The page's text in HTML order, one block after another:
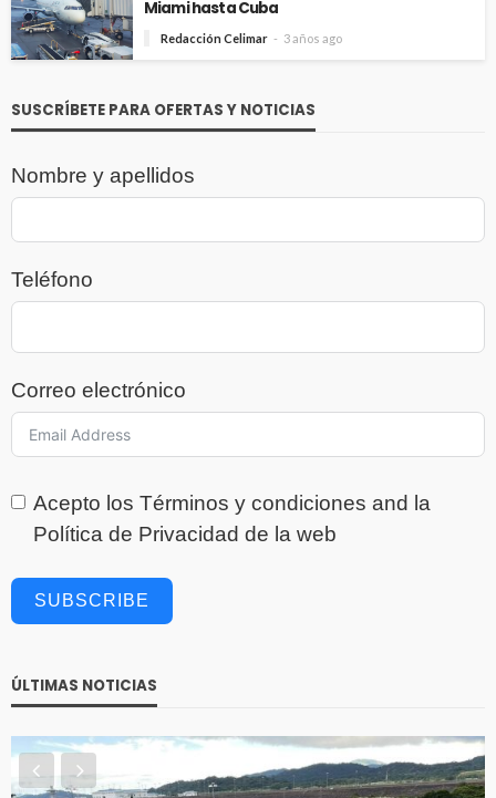
Miami hasta Cuba
Redacción Celimar 3 años ago
SUSCRÍBETE PARA OFERTAS Y NOTICIAS
Nombre y apellidos
Teléfono
Correo electrónico
Acepto los Términos y condiciones and la
Política de Privacidad de la web
SUBSCRIBE
ÚLTIMAS NOTICIAS